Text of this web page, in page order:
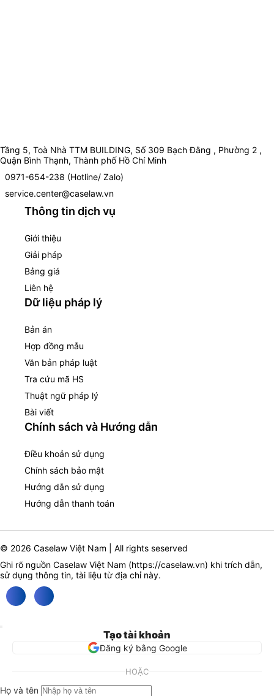
Tầng 5, Toà Nhà TTM BUILDING, Số 309 Bạch Đằng , Phường 2 ,
Quận Bình Thạnh, Thành phố Hồ Chí Minh
0971-654-238 (Hotline/ Zalo)
service.center@caselaw.vn
Thông tin dịch vụ
Giới thiệu
Giải pháp
Bảng giá
Liên hệ
Dữ liệu pháp lý
Bản án
Hợp đồng mẫu
Văn bản pháp luật
Tra cứu mã HS
Thuật ngữ pháp lý
Bài viết
Chính sách và Hướng dẫn
Điều khoản sử dụng
Chính sách bảo mật
Hướng dẫn sử dụng
Hướng dẫn thanh toán
© 2026 Caselaw Việt Nam | All rights seserved
Ghi rõ nguồn Caselaw Việt Nam (https://caselaw.vn) khi trích dẫn,
sử dụng thông tin, tài liệu từ địa chỉ này.
Tạo tài khoản
Đăng ký bằng Google
HOẶC
Họ và tên